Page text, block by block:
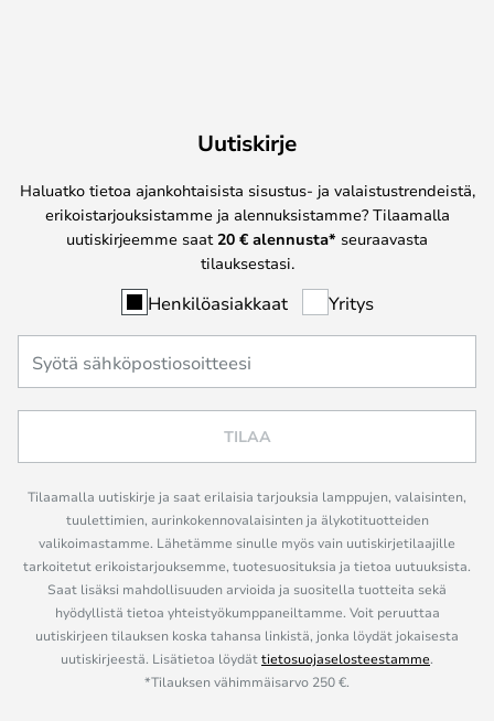
Uutiskirje
Haluatko tietoa ajankohtaisista sisustus- ja valaistustrendeistä,
erikoistarjouksistamme ja alennuksistamme? Tilaamalla
uutiskirjeemme saat 20 € alennusta* seuraavasta
tilauksestasi.
Henkilöasiakkaat Yritys
TILAA
Tilaamalla uutiskirje ja saat erilaisia tarjouksia lamppujen, valaisinten,
tuulettimien, aurinkokennovalaisinten ja älykotituotteiden
valikoimastamme. Lähetämme sinulle myös vain uutiskirjetilaajille
tarkoitetut erikoistarjouksemme, tuotesuosituksia ja tietoa uutuuksista.
Saat lisäksi mahdollisuuden arvioida ja suositella tuotteita sekä
hyödyllistä tietoa yhteistyökumppaneiltamme. Voit peruuttaa
uutiskirjeen tilauksen koska tahansa linkistä, jonka löydät jokaisesta
uutiskirjeestä. Lisätietoa löydättietosuojaselosteestamme.
*Tilauksen vähimmäisarvo 250 €.